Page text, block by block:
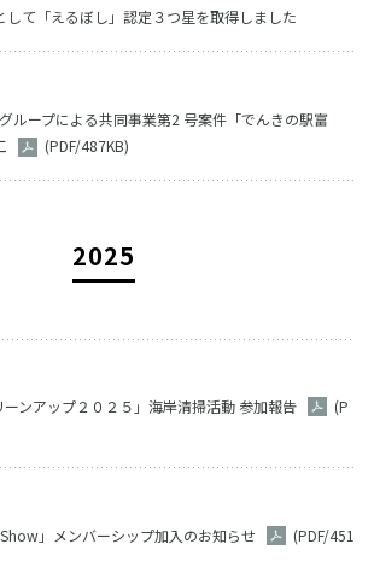
して「えるぼし」認定３つ星を取得しました
ループによる共同事業第2 号案件「でんきの駅富
(PDF/487KB)
2025
ーンアップ２０２５」海岸清掃活動 参加報告
(P
Show」メンバーシップ加入のお知らせ
(PDF/451